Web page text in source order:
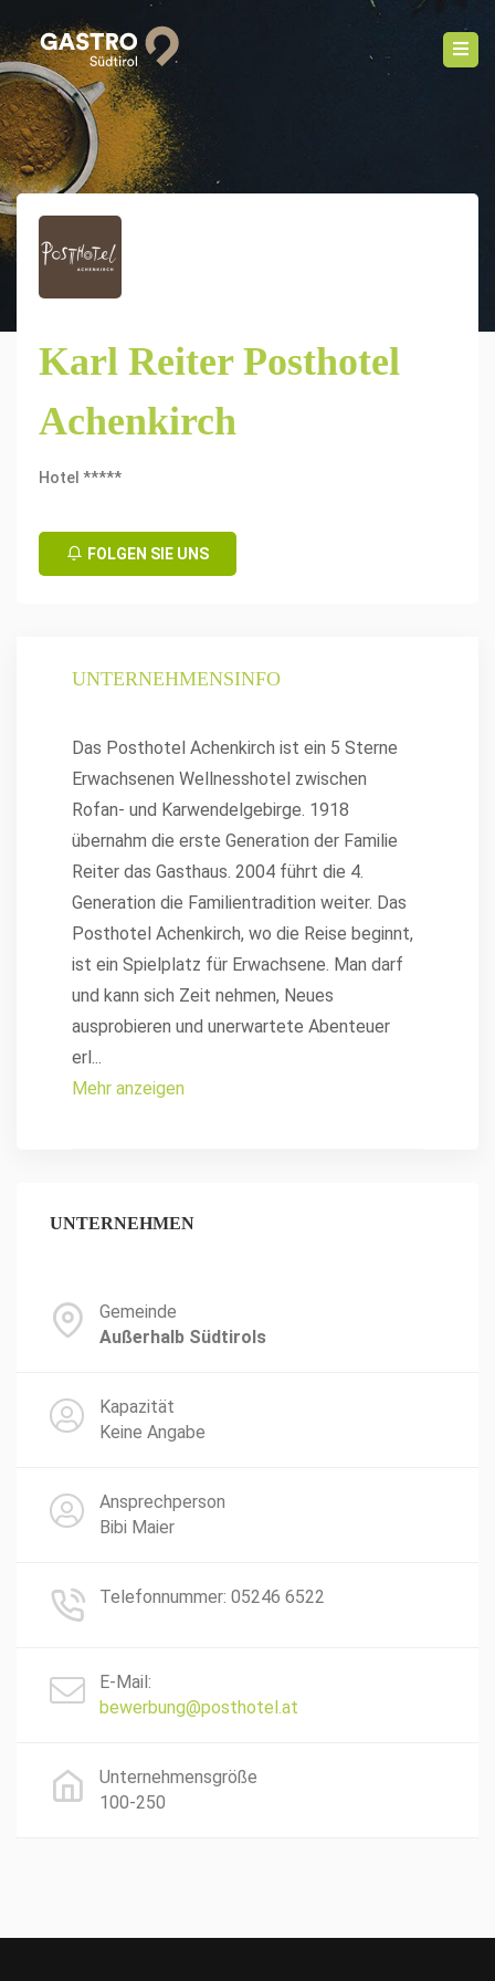
Karl Reiter Posthotel
Achenkirch
Hotel *****
FOLGEN SIE UNS
UNTERNEHMENSINFO
Das Posthotel Achenkirch ist ein 5 Sterne
Erwachsenen Wellnesshotel zwischen
Rofan- und Karwendelgebirge. 1918
übernahm die erste Generation der Familie
Reiter das Gasthaus. 2004 führt die 4.
Generation die Familientradition weiter. Das
Posthotel Achenkirch, wo die Reise beginnt,
ist ein Spielplatz für Erwachsene. Man darf
und kann sich Zeit nehmen, Neues
ausprobieren und unerwartete Abenteuer
erl...
Mehr anzeigen
UNTERNEHMEN
Gemeinde
Außerhalb Südtirols
Kapazität
Keine Angabe
Ansprechperson
Bibi Maier
Telefonnummer: 05246 6522
E-Mail:
bewerbung@posthotel.at
Unternehmensgröße
100-250